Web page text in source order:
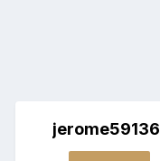
jerome59136